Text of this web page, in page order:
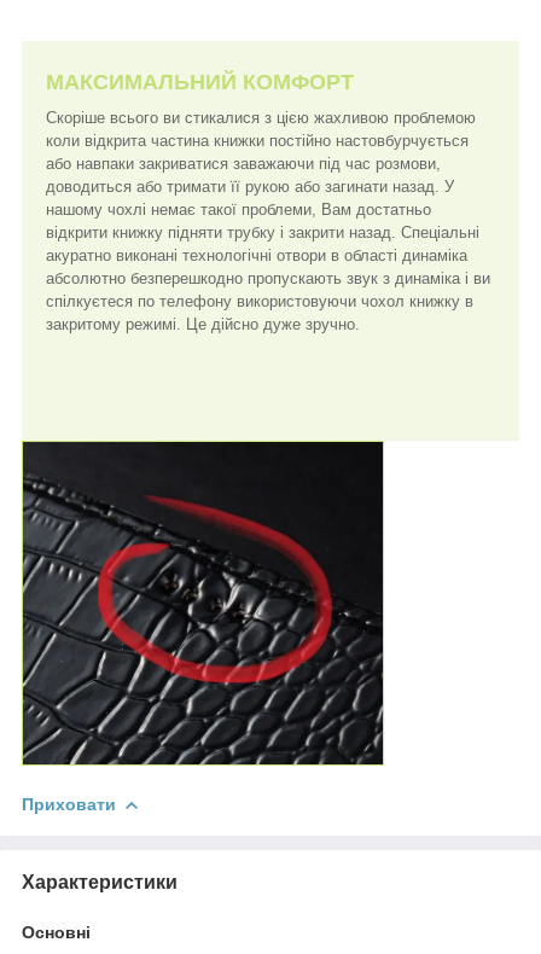
МАКСИМАЛЬНИЙ КОМФОРТ
Скоріше всього ви стикалися з цією жахливою проблемою
коли відкрита частина книжки постійно настовбурчується
або навпаки закриватися заважаючи під час розмови,
доводиться або тримати її рукою або загинати назад. У
нашому чохлі немає такої проблеми, Вам достатньо
відкрити книжку підняти трубку і закрити назад. Спеціальні
акуратно виконані технологічні отвори в області динаміка
абсолютно безперешкодно пропускають звук з динаміка і ви
спілкуєтеся по телефону використовуючи чохол книжку в
закритому режимі. Це дійсно дуже зручно.
Приховати
Характеристики
Основні